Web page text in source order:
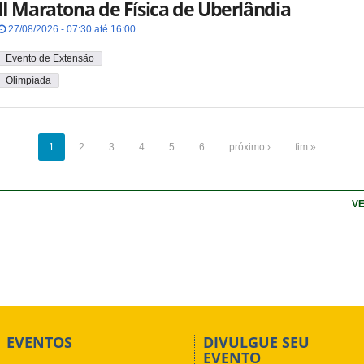
Maratona de Física de Uberlândia
27/08/2026 - 07:30 até 16:00
Evento de Extensão
Olimpíada
1 2 3 4 5 6 próximo › fim »
EVENTOS DIVULGUE SEU
EVENTO